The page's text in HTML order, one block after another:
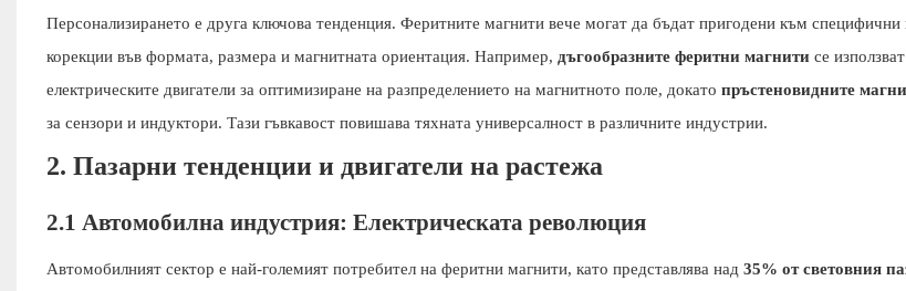
Персонализирането е друга ключова тенденция. Феритните магнити вече могат да бъдат пригодени към
корекции във формата, размера и магнитната ориентация. Например, дъгообразните феритни магнитисе
електрическите двигатели за оптимизиране на разпределението на магнитното поле, докато пръстеновидните
за сензори и индуктори. Тази гъвкавост повишава тяхната универсалност в различните индустрии.
2. Пазарни тенденции и двигатели на растежа
2.1 Автомобилна индустрия: Електрическата революция
Автомобилният сектор е най-големият потребител на феритни магнити, като представлява над 35% от световния